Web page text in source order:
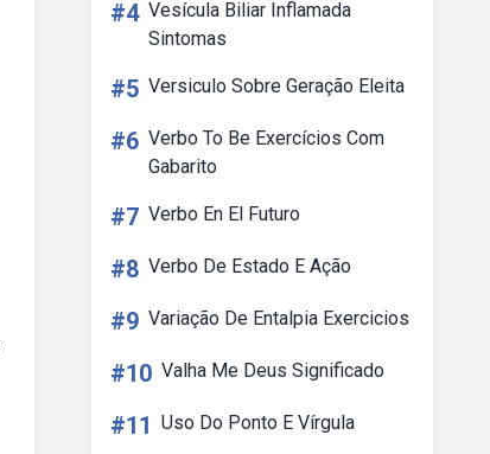
#4 Vesícula Biliar Inflamada
Sintomas
#5 Versiculo Sobre Geração Eleita
#6 Verbo To Be Exercícios Com
Gabarito
#7 Verbo En El Futuro
#8 Verbo De Estado E Ação
#9 Variação De Entalpia Exercicios
#10 Valha Me Deus Significado
#11 Uso Do Ponto E Vírgula